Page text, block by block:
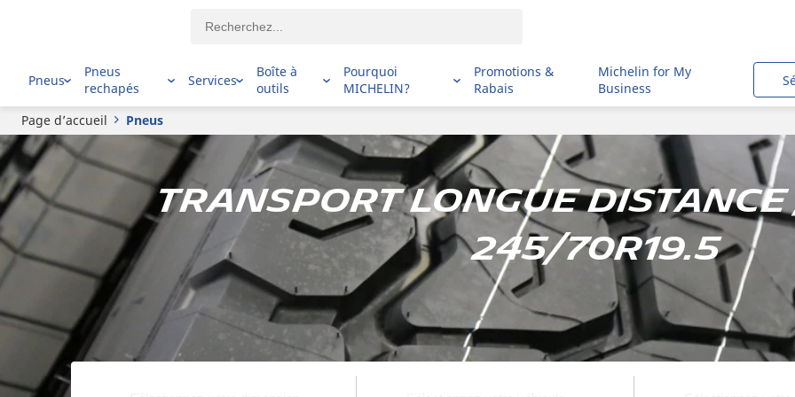
Pneus
Pneus
rechapés
Services
Boîte à
outils
Pourquoi
MICHELIN?
Promotions &
Rabais
Michelin for My
Business
Page d’accueil Pneus
Transport longue distance
245/70R19.5